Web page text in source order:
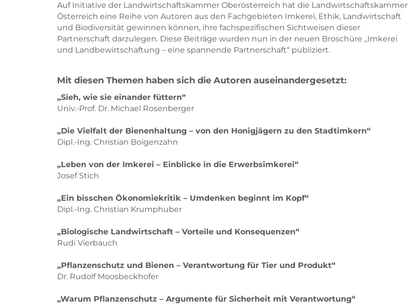
Auf Initiative der Landwirtschaftskammer Oberösterreich hat die Landwirtschaftskammer
Österreich eine Reihe von Autoren aus den Fachgebieten Imkerei, Ethik, Landwirtschaft
und Biodiversität gewinnen können, ihre fachspezifischen Sichtweisen dieser
Partnerschaft darzulegen. Diese Beiträge wurden nun in der neuen Broschüre „Imkerei
und Landbewirtschaftung – eine spannende Partnerschaft“ publiziert.
Mit diesen Themen haben sich die Autoren auseinandergesetzt:
„Sieh, wie sie einander füttern“
Univ.-Prof. Dr. Michael Rosenberger
„Die Vielfalt der Bienenhaltung – von den Honigjägern zu den Stadtimkern“
Dipl.-Ing. Christian Boigenzahn
„Leben von der Imkerei – Einblicke in die Erwerbsimkerei“
Josef Stich
„Ein bisschen Ökonomiekritik – Umdenken beginnt im Kopf“
Dipl.-Ing. Christian Krumphuber
„Biologische Landwirtschaft – Vorteile und Konsequenzen“
Rudi Vierbauch
„Pflanzenschutz und Bienen – Verantwortung für Tier und Produkt“
Dr. Rudolf Moosbeckhofer
„Warum Pflanzenschutz – Argumente für Sicherheit mit Verantwortung“